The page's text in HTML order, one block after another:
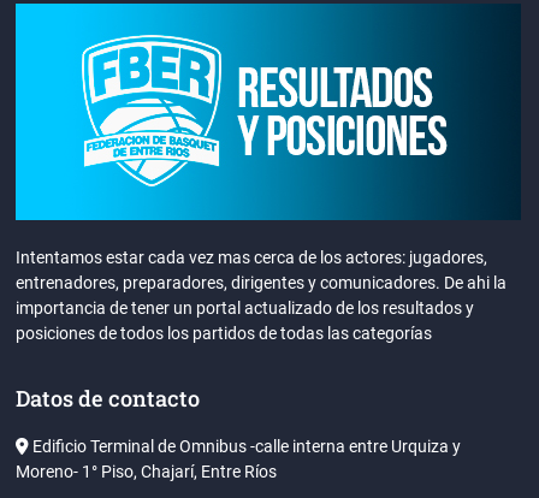
Intentamos estar cada vez mas cerca de los actores: jugadores,
entrenadores, preparadores, dirigentes y comunicadores. De ahi la
importancia de tener un portal actualizado de los resultados y
posiciones de todos los partidos de todas las categorías
Datos de contacto
Edificio Terminal de Omnibus -calle interna entre Urquiza y
Moreno- 1° Piso, Chajarí, Entre Ríos